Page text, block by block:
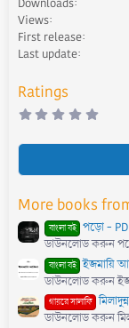
i
o
n
s
Downloads
Views
First release
Last update
Ratings
0
0
(
)
More books
বাংলা বই পড়ো -
ডাউনলোড করুন
বাংলা বই ইজমায়ি
ডাউনলোড করুন
গায়রে সালাফি
ডাউনলোড করুন